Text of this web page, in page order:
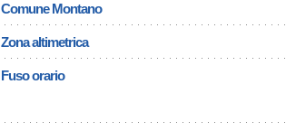
Comune Montano
Zona altimetrica
Fuso orario